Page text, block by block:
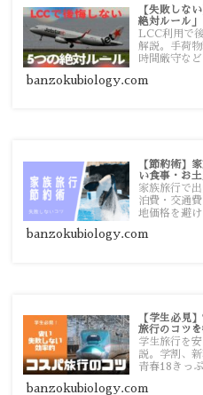
【失敗しな
絶対ルール」
LCC利用で
解説。手荷
時間厳守な
す。
banzokubiology.com
【節約術】
い食事・お
家族旅行で
泊費・交通
地価格を避
banzokubiology.com
【学生必見
旅行のコツ
学生旅行を
説。学割、
青春18きっ
banzokubiology.com